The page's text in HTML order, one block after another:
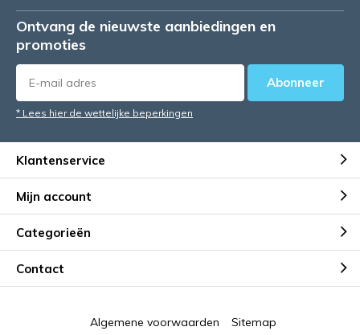
Ontvang de nieuwste aanbiedingen en
promoties
Abonneer
* Lees hier de wettelijke beperkingen
Klantenservice
Mijn account
Categorieën
Contact
Algemene voorwaarden Sitemap